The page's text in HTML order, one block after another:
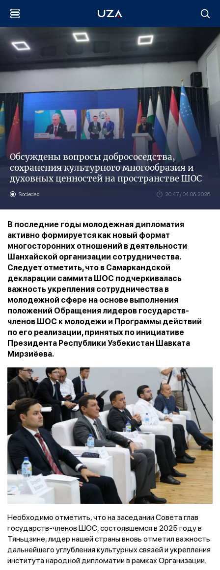
Обсуждены вопросы добрососедства,
сохранения культурного многообразия и
духовных ценностей на пространстве ШОС
Sociedad 20:47 / 04.06.2026
В последние годы молодежная дипломатия
активно формируется как новый формат
многосторонних отношений в деятельности
Шанхайской организации сотрудничества.
Следует отметить, что в Самаркандской
декларации саммита ШОС подчеркивалась
важность укрепления сотрудничества в
молодежной сфере на основе выполнения
положений Обращения лидеров государств-
членов ШОС к молодежи и Программы действий
по его реализации, принятых по инициативе
Президента Республики Узбекистан Шавката
Мирзиёева.
Необходимо отметить, что на заседании Совета глав
государств-членов ШОС, состоявшемся в 2025 году в
Тяньцзине, лидер нашей страны вновь отметил важность
дальнейшего углубления культурных связей и укрепления
института народной дипломатии в рамках Организации.